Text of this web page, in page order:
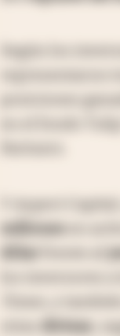
Según los
Y Aspect
millones
dólar
divisas